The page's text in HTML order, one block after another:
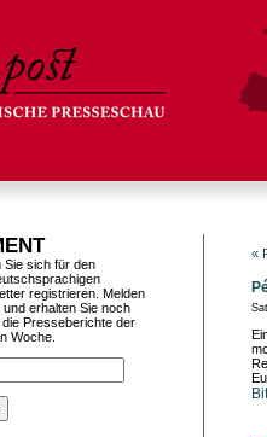
«
Sie sich für den
registrieren. Melden
erhalten Sie noch
die Presseberichte der
Woche.